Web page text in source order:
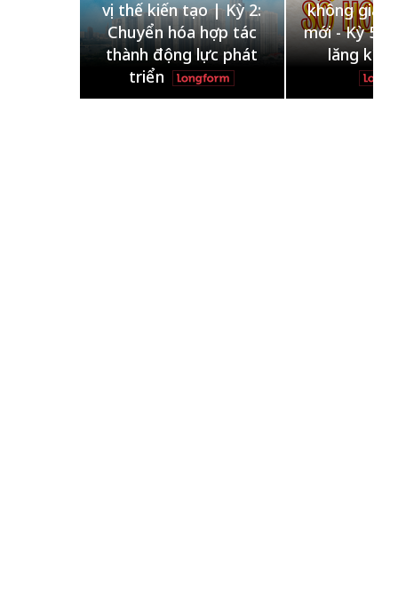
không gian phát triển
mới - Kỳ 5: Thủ đô qua
lăng kính số hóa
định
tạo | Kỳ
làm nên